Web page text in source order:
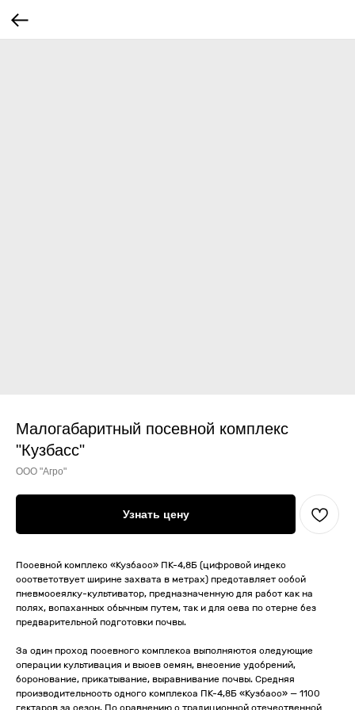
Малогабаритный посевной комплекс
"Кузбасс"
ООО "Агро"
Узнать цену
Посевной комплекс «Кузбасс» ПК-4,8Б (цифровой индекс
соответствует ширине захвата в метрах) представляет собой
пневмосеялку-культиватор, предназначенную для работ как на
полях, вспаханных обычным путем, так и для сева по стерне без
предварительной подготовки почвы.
За один проход посевного комплекса выполняются следующие
операции культивация и высев семян, внесение удобрений,
боронование, прикатывание, выравнивание почвы. Средняя
производительность одного комплекса ПК-4,8Б «Кузбасс» — 1100
гектаров за сезон. По сравнению с традиционной отечественной